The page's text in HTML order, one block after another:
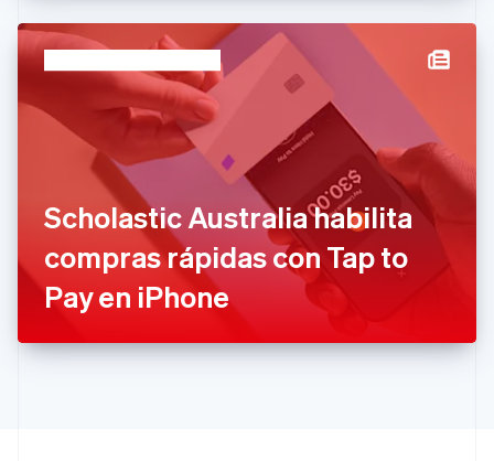
Scholastic Australia habilita
compras rápidas con Tap to
Pay en iPhone
Estados Unidos
EnglishEspañol简体中文
Estonia
Finlandia
English
Francia
Français English
Gibraltar
English
Grecia
English
Hungría
English
India